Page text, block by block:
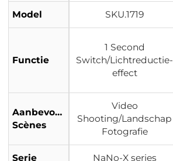
Model SKU.1719
Functie
1 Second
Switch/Lichtreductie-
effect
Aanbevolen
Scènes
Video
Shooting/Landschap
Fotografie
Serie NaNo-X series